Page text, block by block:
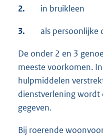
2. in bruikleen
3. als persoonlijke
De onder 2 en 3
meeste voorkomen.
hulpmiddelen
dienstverlening wordt
gegeven.
Bij roerende